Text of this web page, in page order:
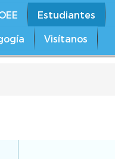
Estudiantes
Visítanos